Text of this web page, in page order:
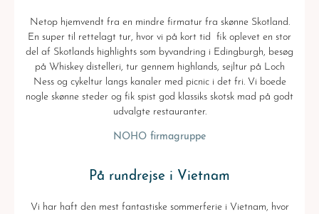
Netop hjemvendt fra en mindre firmatur fra skønne Skotland.
En super til rettelagt tur, hvor vi på kort tid fik oplevet en stor
del af Skotlands highlights som byvandring i Edingburgh, besøg
på Whiskey distelleri, tur gennem highlands, sejltur på Loch
Ness og cykeltur langs kanaler med picnic i det fri. Vi boede
nogle skønne steder og fik spist god klassiks skotsk mad på godt
udvalgte restauranter.
NOHO firmagruppe
På rundrejse i Vietnam
Vi har haft den mest fantastiske sommerferie i Vietnam, hvor